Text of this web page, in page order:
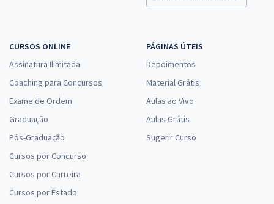
CURSOS ONLINE
Assinatura Ilimitada
Coaching para Concursos
Exame de Ordem
Graduação
Pós-Graduação
Cursos por Concurso
Cursos por Carreira
Cursos por Estado
PÁGINAS ÚTEIS
Depoimentos
Material Grátis
Aulas ao Vivo
Aulas Grátis
Sugerir Curso